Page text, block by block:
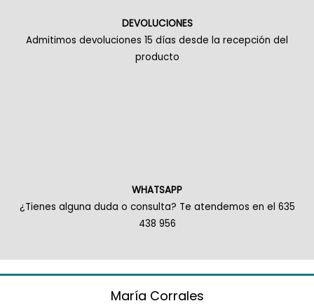
DEVOLUCIONES
Admitimos devoluciones 15 días desde la recepción del
producto
WHATSAPP
¿Tienes alguna duda o consulta? Te atendemos en el 635
438 956
María Corrales